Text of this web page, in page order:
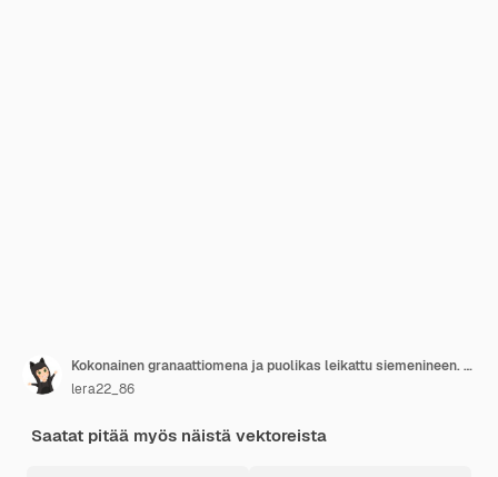
Kokonainen granaattiomena ja puolikas leikattu siemenineen. Eksoottinen hedelmä. Litteä tyyli.
lera22_86
Saatat pitää myös näistä vektoreista